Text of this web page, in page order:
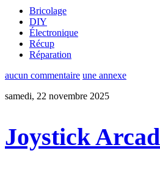
Bricolage
DIY
Électronique
Récup
Réparation
aucun commentaire une annexe
samedi, 22 novembre 2025
Joystick